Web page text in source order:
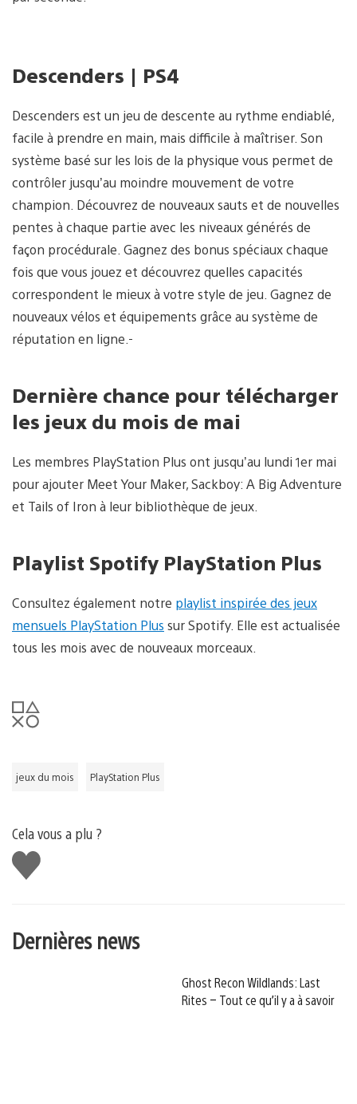
Descenders | PS4
Descenders est un jeu de descente au rythme endiablé,
facile à prendre en main, mais difficile à maîtriser. Son
système basé sur les lois de la physique vous permet de
contrôler jusqu’au moindre mouvement de votre
champion. Découvrez de nouveaux sauts et de nouvelles
pentes à chaque partie avec les niveaux générés de
façon procédurale. Gagnez des bonus spéciaux chaque
fois que vous jouez et découvrez quelles capacités
correspondent le mieux à votre style de jeu. Gagnez de
nouveaux vélos et équipements grâce au système de
réputation en ligne.
Dernière chance pour télécharger
les jeux du mois de mai
Les membres PlayStation Plus ont jusqu’au lundi 1er mai
pour ajouter Meet Your Maker, Sackboy: A Big Adventure
et Tails of Iron à leur bibliothèque de jeux.
Playlist Spotify PlayStation Plus
Consultez également notre playlist inspirée des jeux
mensuels PlayStation Plus sur Spotify. Elle est actualisée
tous les mois avec de nouveaux morceaux.
jeux du mois PlayStation Plus
Cela vous a plu ?
J'aime
Dernières news
Ghost Recon Wildlands: Last
Rites – Tout ce qu’il y a à savoir